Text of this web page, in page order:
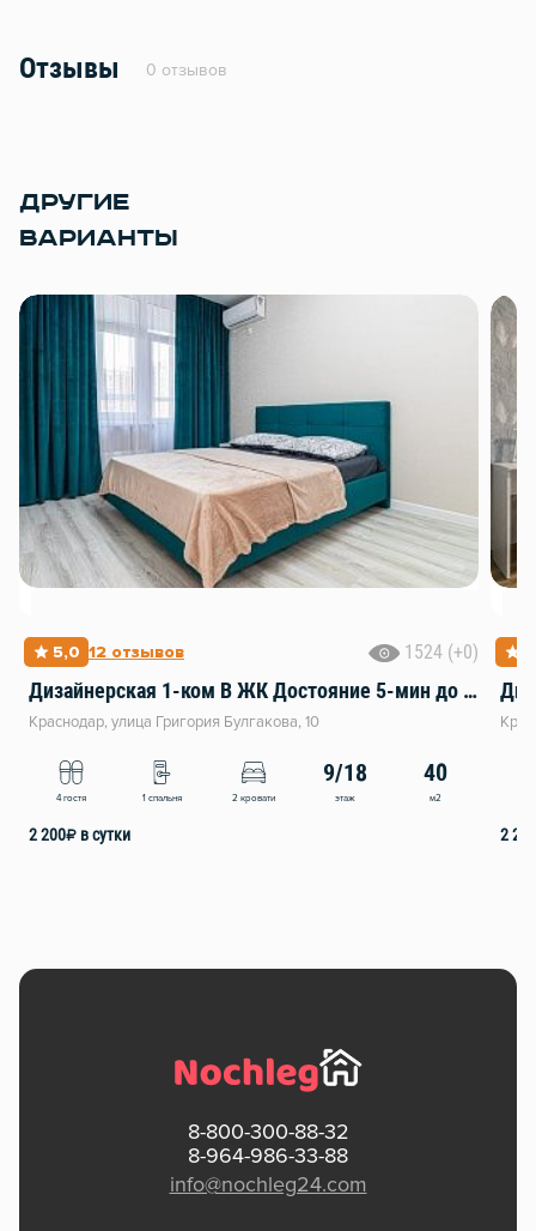
Отзывы 0 отзывов
ДРУГИЕ
ВАРИАНТЫ
5,0 12 отзывов
1524 (+0)
Дизайнерская 1-ком В ЖК Достояние 5-мин до ЭКСПО
Краснодар, улица Григория Булгакова, 10
4 гостя 1 спальня 2 кровати
9/18
этаж
40
м2
2 200₽ в сутки 2 200
8-800-300-88-32
8-964-986-33-88
info@nochleg24.com